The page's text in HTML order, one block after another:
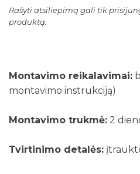
Rašyti atsiliepimą gali tik
produktą.
Montavimo reikalavimai:
montavimo instrukciją)
Montavimo trukmė: 2
Tvirtinimo detalės: